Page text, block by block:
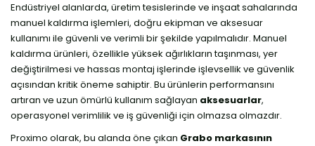
Endüstriyel alanlarda, üretim tesislerinde ve inşaat sahalarında
manuel kaldırma işlemleri, doğru ekipman ve aksesuar
kullanımı ile güvenli ve verimli bir şekilde yapılmalıdır. Manuel
kaldırma ürünleri, özellikle yüksek ağırlıkların taşınması, yer
değiştirilmesi ve hassas montaj işlerinde işlevsellik ve güvenlik
açısından kritik öneme sahiptir. Bu ürünlerin performansını
artıran ve uzun ömürlü kullanım sağlayan aksesuarlar,
operasyonel verimlilik ve iş güvenliği için olmazsa olmazdır.
Proximo olarak, bu alanda öne çıkan Grabo markasının